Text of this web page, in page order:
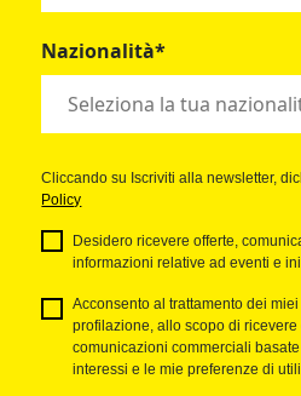
Nazionalità*
Cliccando su Iscriviti alla newsletter,
Policy
Desidero ricevere offerte,
informazioni relative ad eventi e
Acconsento al trattamento dei
profilazione, allo scopo di ricevere
comunicazioni commerciali
interessi e le mie preferenze di